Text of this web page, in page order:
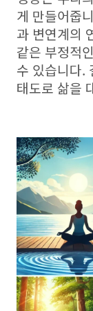
게 만들어줍
과 변연계의
같은 부정적
수 있습니다.
태도로 삶을